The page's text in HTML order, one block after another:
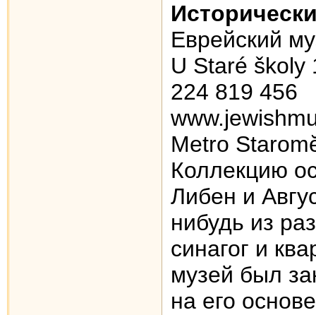
Еврейский
U Staré školy
224 819 456
Metro
Коллекцию
Либен и
нибудь из
синагог и
музей был
на его